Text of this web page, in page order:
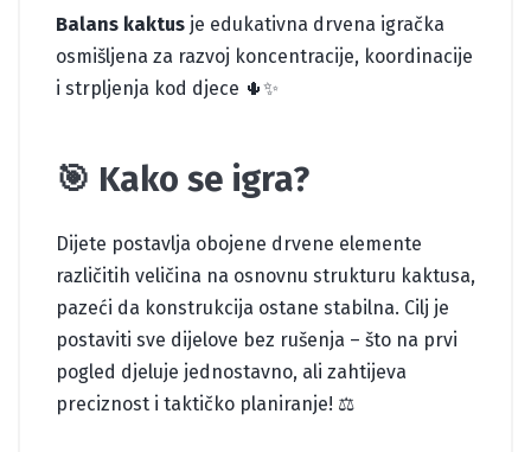
Balans kaktus je edukativna drvena igračka
osmišljena za razvoj koncentracije, koordinacije
i strpljenja kod djece 🌵✨
🎯 Kako se igra?
Dijete postavlja obojene drvene elemente
različitih veličina na osnovnu strukturu kaktusa,
pazeći da konstrukcija ostane stabilna. Cilj je
postaviti sve dijelove bez rušenja – što na prvi
pogled djeluje jednostavno, ali zahtijeva
preciznost i taktičko planiranje! ⚖️